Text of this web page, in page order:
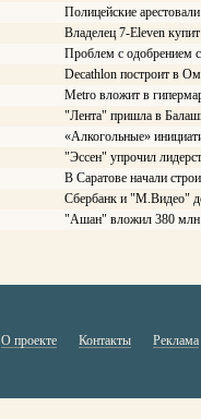
Полицейские
Владелец 7-Eleven
Проблем с одобрением
Decathlon построит в
Меtrо вложит в
"Лента" пришла в
«Алкогольные»
"Эссен" упрочил
В Саратове начали
Сбербанк и "М.Видео"
"Ашан" вложил 380 млн
О проекте Контакты Реклама